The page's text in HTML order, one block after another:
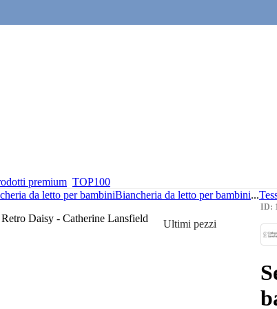
premium TOP100
da letto per bambiniBiancheria da letto per bambini...
Ultimi pezzi
ID: